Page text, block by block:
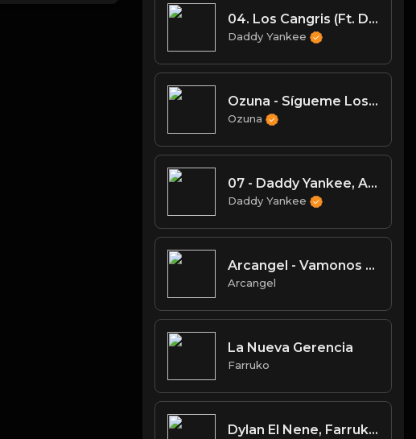
04. Los Cangris (Ft. Don Chezina y Rey Pirin)
Daddy Yankee
Ozuna - Sígueme Los Pasos (Feat. J Balvin & Natti Natasha) (Audio Oficial)
Ozuna
07 - Daddy Yankee, Arcangel - Millonarios
Daddy Yankee
Arcangel - Vamonos En Un Viaje (Remix)
Arcangel
La Nueva Gerencia
Farruko
Dylan El Nene, Farruko BENDECIDO [Video Oficial]